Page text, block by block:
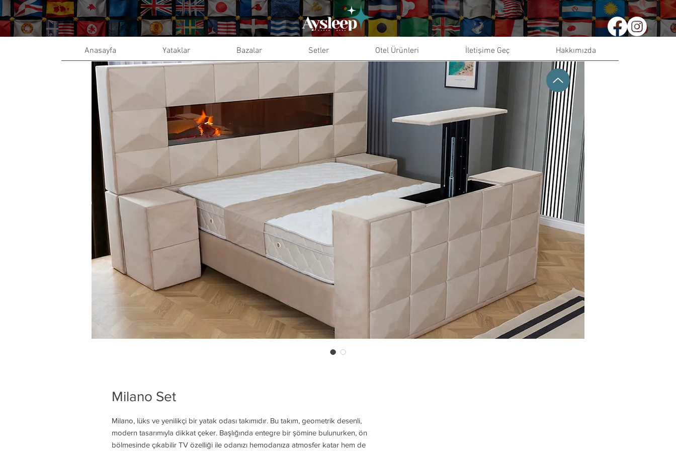
Anasayfa Yataklar Bazalar Setler Otel Ürünleri İletişime Geç Hakkımızda
Milano Set
Milano, lüks ve yenilikçi bir yatak odası takımıdır. Bu takım, geometrik desenli,
modern tasarımıyla dikkat çeker. Başlığında entegre bir şömine bulunurken, ön
bölmesinde çıkabilir TV özelliği ile odanızı hemodanıza atmosfer katar hem de